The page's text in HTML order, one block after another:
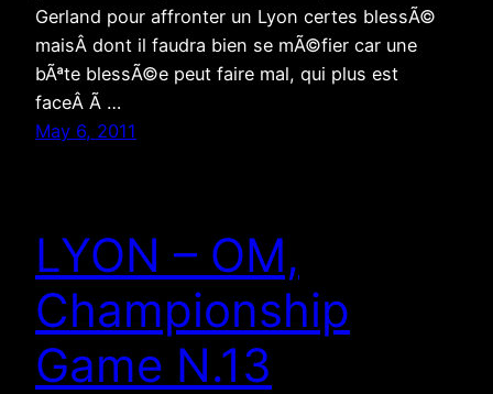
Gerland pour affronter un Lyon certes blessÃ©
maisÂ dont il faudra bien se mÃ©fier car une
bÃªte blessÃ©e peut faire mal, qui plus est
faceÂ Ã …
May 6, 2011
LYON – OM,
Championship
Game N.13